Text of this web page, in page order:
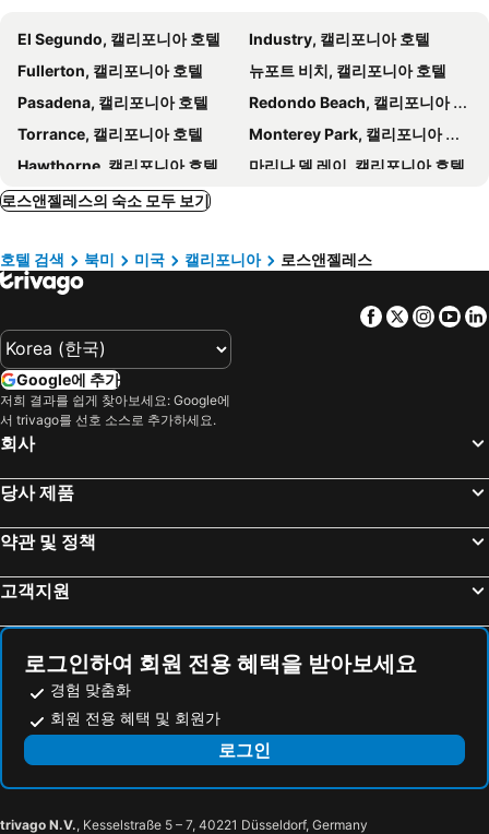
로스앤젤레스 애슬래틱 클럽
파크 플라자 로지 호텔
Bokai Garden Hotel
로드웨이 인 할리우드
The Hollywood Roosevelt
Courtyard by Marriott Los Angeles Monterey Park
Holiday Inn & Suites Monterey Park - Los Angeles By Ihg
Beverly Hills Marriott
힐튼 체커스
The Biltmore Los Angeles
다운타운 럭셔리 콘도 바이 바살라
Oakwood At 1010 Wilshire
윌셔 콘도 바이 바르살라
The Wayfarer Downtown LA, Tapestry Collection by Hilton
The Haas, Trademark Collection by Wyndham
Conrad Los Angeles
Barclay Hotel
BLVD 호텔 & 스위트
플라자 라 레이나
코트야드 로스앤젤레스 L.A. 라이브
Ifly Indoor Skydiving Hollywood
Baltimore Hotel
El Segundo, 캘리포니아 호텔
Industry, 캘리포니아 호텔
Fullerton, 캘리포니아 호텔
뉴포트 비치, 캘리포니아 호텔
Pasadena, 캘리포니아 호텔
Redondo Beach, 캘리포니아 호텔
Torrance, 캘리포니아 호텔
Monterey Park, 캘리포니아 호텔
Hawthorne, 캘리포니아 호텔
마리나 델 레이, 캘리포니아 호텔
Ontario, 캘리포니아 호텔
Santa Ana, 캘리포니아 호텔
버뱅크, 캘리포니아 호텔
Gardena, 캘리포니아 호텔
Garden Grove, 캘리포니아 호텔
프레즈노, 캘리포니아 호텔
Salinas, 캘리포니아 호텔
Coalinga, 캘리포니아 호텔
Hanford, 캘리포니아 호텔
Chowchilla, 캘리포니아 호텔
뉴욕시, 뉴욕 호텔
샌프란시스코, 캘리포니아 호텔
시애틀, 워싱턴 호텔
시카고, 일리노이 호텔
로스앤젤레스의 숙소 모두 보기
호텔 검색 북미 미국 캘리포니아 로스앤젤레스
Facebook
Twitter
Google에 추가
저희 결과를 쉽게 찾아보세요: Google에
서 trivago를 선호 소스로 추가하세요.
회사
당사 제품
약관 및 정책
고객지원
로그인하여 회원 전용 혜택을 받아보세요
경험 맞춤화
회원 전용 혜택 및 회원가
로그인
trivago N.V., Kesselstraße 5 – 7, 40221 Düsseldorf, Germany